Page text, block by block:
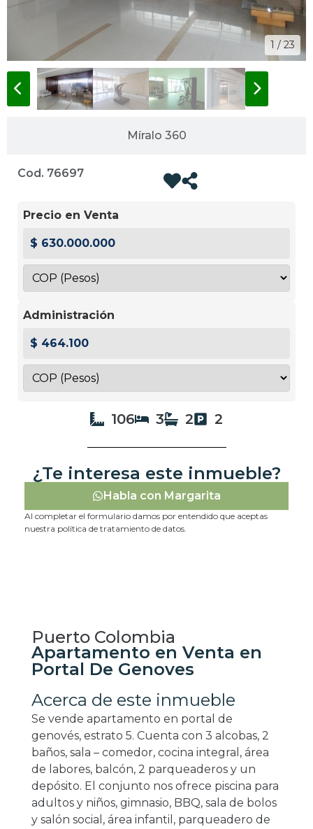
Míralo 360
1 / 23
Cod. 76697
Precio en Venta
$ 630.000.000
Administración
$ 464.100
106 3 2 2
¿Te interesa este inmueble?
Habla con Margarita
Al completar el formulario damos por entendido que aceptas
nuestra política de tratamiento de datos.
Puerto Colombia
Apartamento en Venta en
Portal De Genoves
Acerca de este inmueble
Se vende apartamento en portal de
genovés, estrato 5. Cuenta con 3 alcobas, 2
baños, sala – comedor, cocina integral, área
de labores, balcón, 2 parqueaderos y un
depósito. El conjunto nos ofrece piscina para
adultos y niños, gimnasio, BBQ, sala de bolos
y salón social, área infantil, parqueadero de